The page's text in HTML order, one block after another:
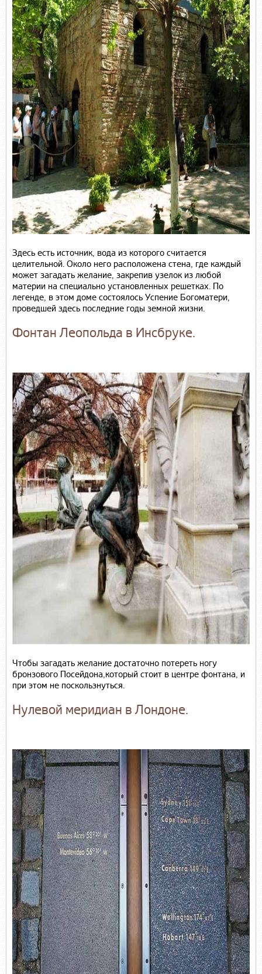
Здесь есть источник, вода из которого считается
целительной. Около него расположена стена, где каждый
может загадать желание, закрепив узелок из любой
материи на специально установленных решетках. По
легенде, в этом доме состоялось Успение Богоматери,
проведшей здесь последние годы земной жизни.
Фонтан Леопольда в Инсбруке.
Чтобы загадать желание достаточно потереть ногу
бронзового Посейдона,который стоит в центре фонтана, и
при этом не поскользнуться.
Нулевой меридиан в Лондоне.